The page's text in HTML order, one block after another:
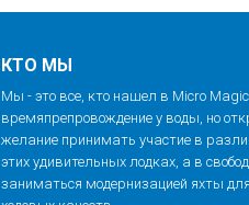
КТО МЫ
Мы - это все, кто нашел в Micro
времяпрепровождение у воды, но
желание принимать участие в
этих удивительных лодках, а в
заниматься модернизацией яхты